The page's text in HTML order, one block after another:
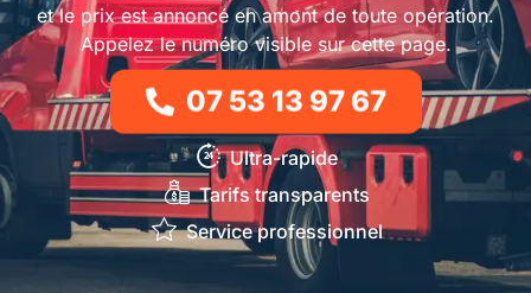
et le prix est annoncé en amont de toute opération.
Appelez le numéro visible sur cette page.
07 53 13 97 67
Ultra-rapide
Tarifs transparents
Service professionnel